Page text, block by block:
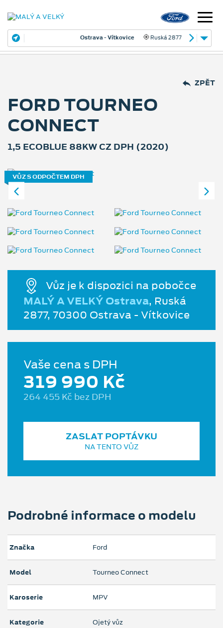
Ostrava - Vítkovice Ruská 2877
ZPĚT
FORD TOURNEO
CONNECT
1,5 ECOBLUE 88KW CZ DPH (2020)
VŮZ S ODPOČTEM DPH
Vůz je k dispozici na pobočce
MALÝ A VELKÝ Ostrava, Ruská
2877, 70300 Ostrava - Vítkovice
Vaše cena s DPH
319 990 Kč
264 455 Kč bez DPH
ZASLAT POPTÁVKU
NA TENTO VŮZ
Podrobné informace o modelu
Značka Ford
Model Tourneo Connect
Karoserie MPV
Kategorie Ojetý vůz